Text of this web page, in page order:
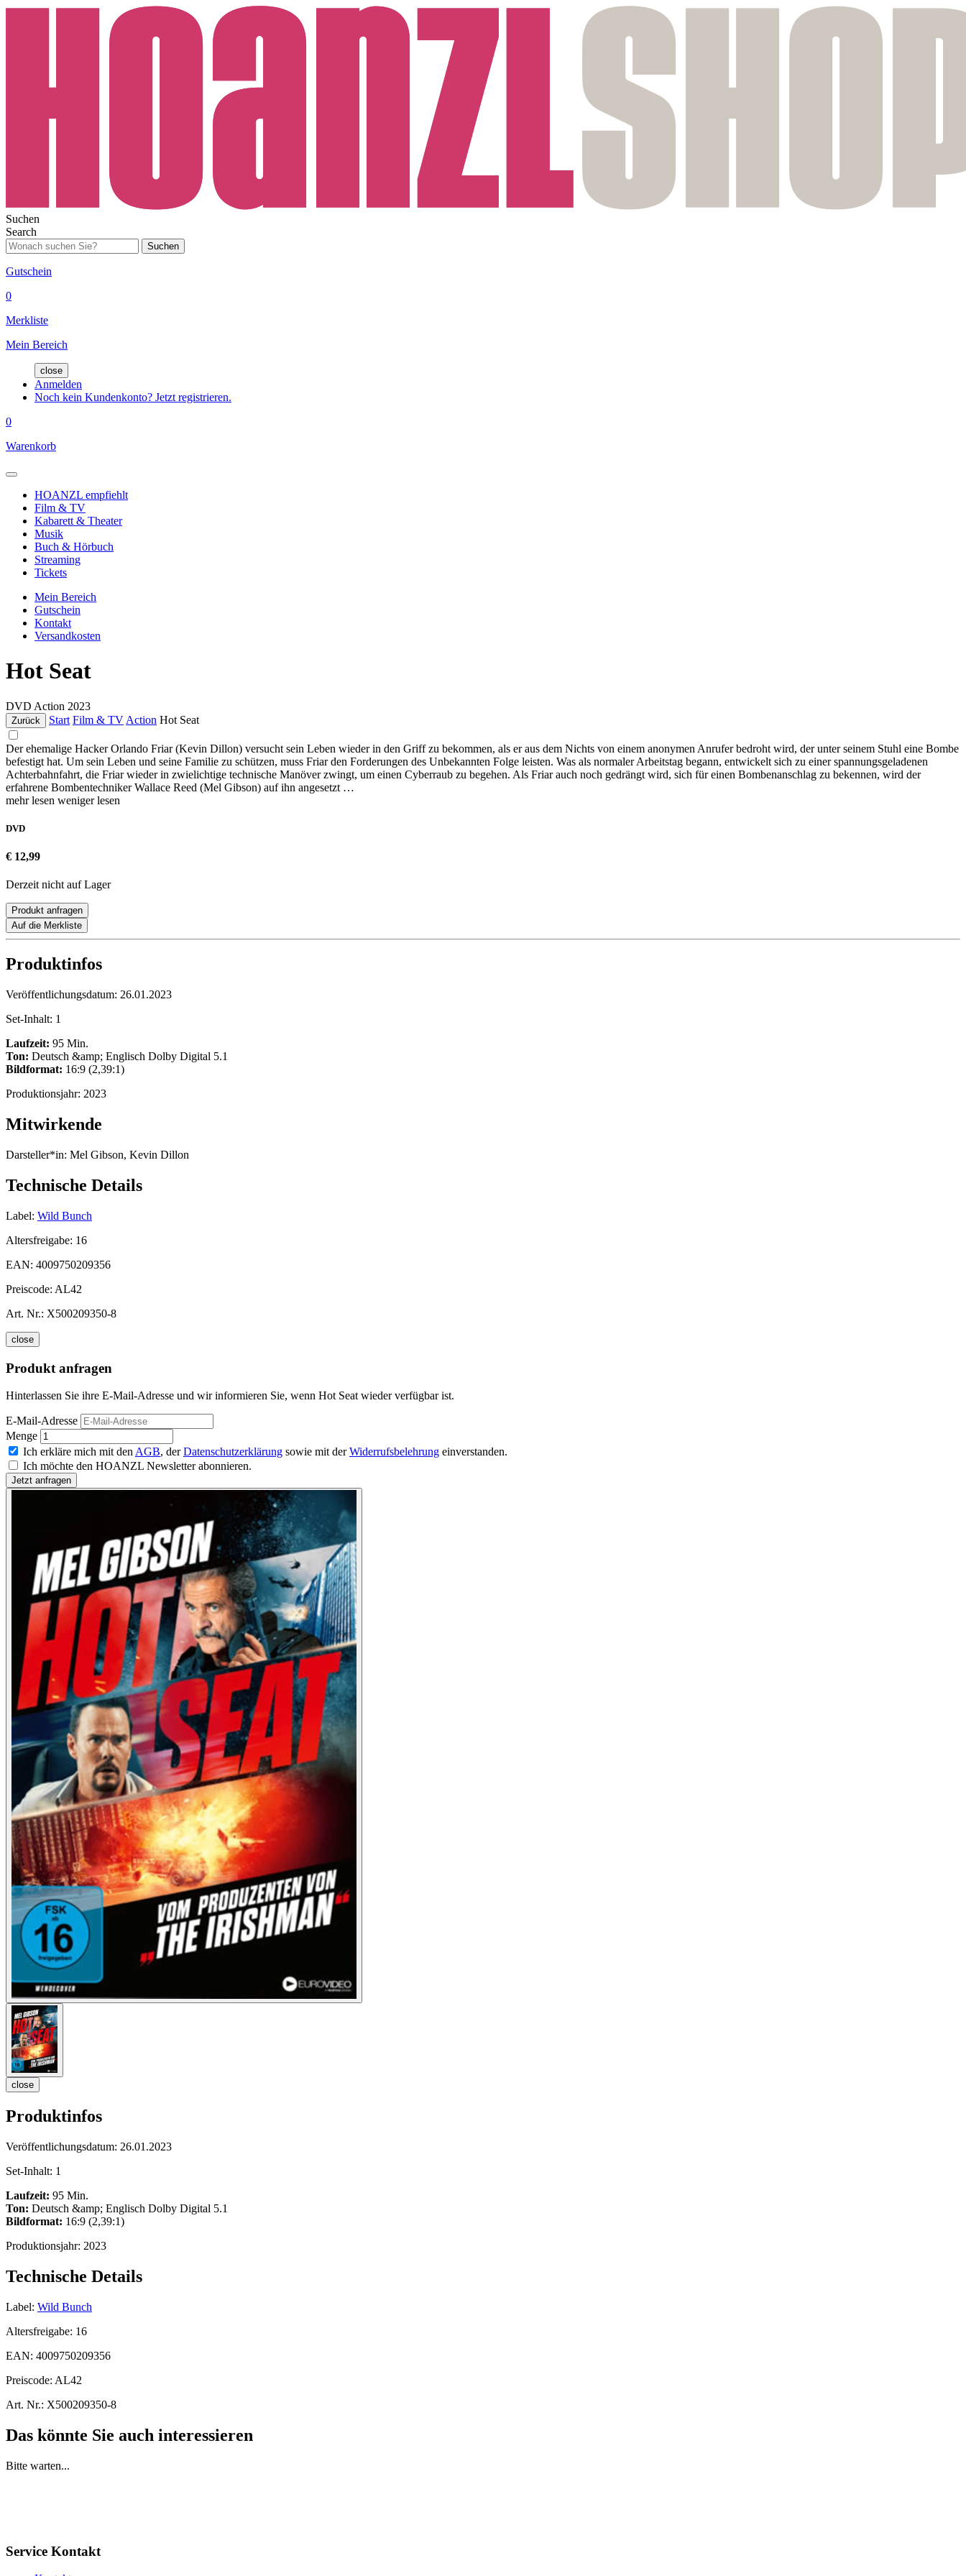
Suchen
Search
Suchen
Gutschein
0
Merkliste
Mein Bereich
close
Anmelden
Noch kein Kundenkonto? Jetzt registrieren.
0
Warenkorb
HOANZL empfiehlt
Film & TV
Kabarett & Theater
Musik
Buch & Hörbuch
Streaming
Tickets
Mein Bereich
Gutschein
Kontakt
Versandkosten
Hot Seat
DVD Action 2023
Zurück Start Film & TV Action Hot Seat
Der ehemalige Hacker Orlando Friar (Kevin Dillon) versucht sein Leben wieder in den Griff zu bekommen, als er aus dem Nichts von einem anonymen Anrufer bedroht wird, der unter seinem Stuhl eine Bombe
befestigt hat. Um sein Leben und seine Familie zu schützen, muss Friar den Forderungen des Unbekannten Folge leisten. Was als normaler Arbeitstag begann, entwickelt sich zu einer spannungsgeladenen
Achterbahnfahrt, die Friar wieder in zwielichtige technische Manöver zwingt, um einen Cyberraub zu begehen. Als Friar auch noch gedrängt wird, sich für einen Bombenanschlag zu bekennen, wird der
erfahrene Bombentechniker Wallace Reed (Mel Gibson) auf ihn angesetzt …
mehr lesen weniger lesen
DVD
€ 12,99
Derzeit nicht auf Lager
Produkt anfragen
Auf die Merkliste
Produktinfos
Veröffentlichungsdatum: 26.01.2023
Set-Inhalt: 1
Laufzeit: 95 Min.
Ton: Deutsch &amp; Englisch Dolby Digital 5.1
Bildformat: 16:9 (2,39:1)
Produktionsjahr: 2023
Mitwirkende
Darsteller*in: Mel Gibson, Kevin Dillon
Technische Details
Label: Wild Bunch
Altersfreigabe: 16
EAN: 4009750209356
Preiscode: AL42
Art. Nr.: X500209350-8
close
Produkt anfragen
Hinterlassen Sie ihre E-Mail-Adresse und wir informieren Sie, wenn Hot Seat wieder verfügbar ist.
E-Mail-Adresse
Menge
Ich erkläre mich mit den AGB, derDatenschutzerklärung sowie mit derWiderrufsbelehrung einverstanden.
Ich möchte den HOANZL Newsletter abonnieren.
close
Produktinfos
Veröffentlichungsdatum: 26.01.2023
Set-Inhalt: 1
Laufzeit: 95 Min.
Ton: Deutsch &amp; Englisch Dolby Digital 5.1
Bildformat: 16:9 (2,39:1)
Produktionsjahr: 2023
Technische Details
Label: Wild Bunch
Altersfreigabe: 16
EAN: 4009750209356
Preiscode: AL42
Art. Nr.: X500209350-8
Das könnte Sie auch interessieren
Bitte warten...
Service Kontakt